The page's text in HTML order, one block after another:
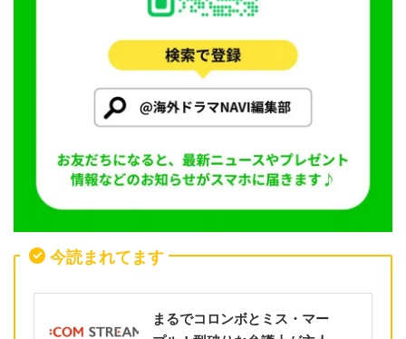
今読まれてます
まるでコロンボとミス・マー